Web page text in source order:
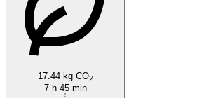
17.44 kg CO2
7 h 45 min